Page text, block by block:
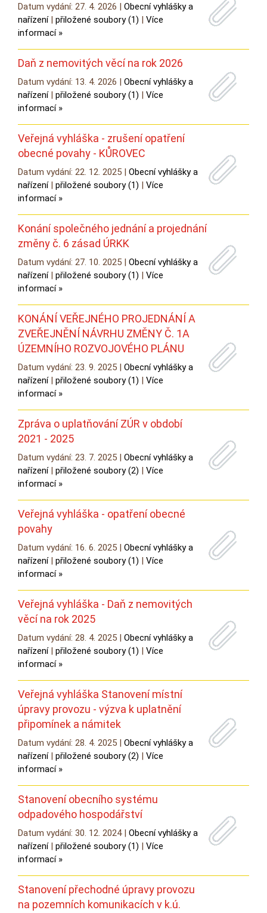
Datum vydání: 27. 4. 2026 | Obecní vyhlášky a
nařízení| přiložené soubory (1) | Více
informací »
Daň z nemovitých věcí na rok 2026
Datum vydání: 13. 4. 2026 | Obecní vyhlášky a
nařízení| přiložené soubory (1) | Více
informací »
Veřejná vyhláška - zrušení opatření
obecné povahy - KŮROVEC
Datum vydání: 22. 12. 2025 | Obecní vyhlášky a
nařízení| přiložené soubory (1) | Více
informací »
Konání společného jednání a projednání
změny č. 6 zásad ÚRKK
Datum vydání: 27. 10. 2025 | Obecní vyhlášky a
nařízení| přiložené soubory (1) | Více
informací »
KONÁNÍ VEŘEJNÉHO PROJEDNÁNÍ A
ZVEŘEJNĚNÍ NÁVRHU ZMĚNY Č. 1A
ÚZEMNÍHO ROZVOJOVÉHO PLÁNU
Datum vydání: 23. 9. 2025 | Obecní vyhlášky a
nařízení| přiložené soubory (1) | Více
informací »
Zpráva o uplatňování ZÚR v období
2021 - 2025
Datum vydání: 23. 7. 2025 | Obecní vyhlášky a
nařízení| přiložené soubory (2) | Více
informací »
Veřejná vyhláška - opatření obecné
povahy
Datum vydání: 16. 6. 2025 | Obecní vyhlášky a
nařízení| přiložené soubory (1) | Více
informací »
Veřejná vyhláška - Daň z nemovitých
věcí na rok 2025
Datum vydání: 28. 4. 2025 | Obecní vyhlášky a
nařízení| přiložené soubory (1) | Více
informací »
Veřejná vyhláška Stanovení místní
úpravy provozu - výzva k uplatnění
připomínek a námitek
Datum vydání: 28. 4. 2025 | Obecní vyhlášky a
nařízení| přiložené soubory (2) | Více
informací »
Stanovení obecního systému
odpadového hospodářství
Datum vydání: 30. 12. 2024 | Obecní vyhlášky a
nařízení| přiložené soubory (1) | Více
informací »
Stanovení přechodné úpravy provozu
na pozemních komunikacích v k.ú.